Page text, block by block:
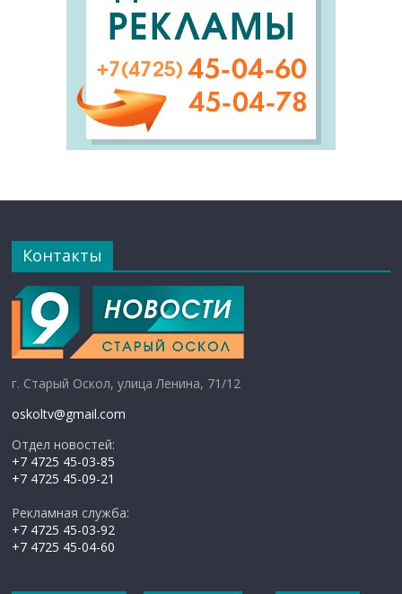
Контакты
г. Старый Оскол, улица Ленина, 71/12
oskoltv@gmail.com
Отдел новостей:
+7 4725 45-03-85
+7 4725 45-09-21
Рекламная служба:
+7 4725 45-03-92
+7 4725 45-04-60